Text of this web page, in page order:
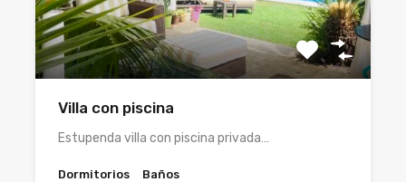
Villa con piscina
Estupenda villa con piscina privada…
Dormitorios Baños